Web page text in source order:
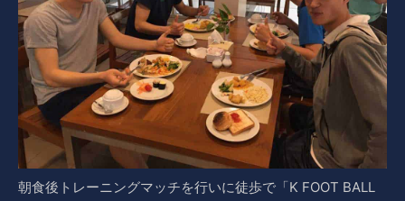
朝食後トレーニングマッチを行いに徒歩で「K FOOT BALL